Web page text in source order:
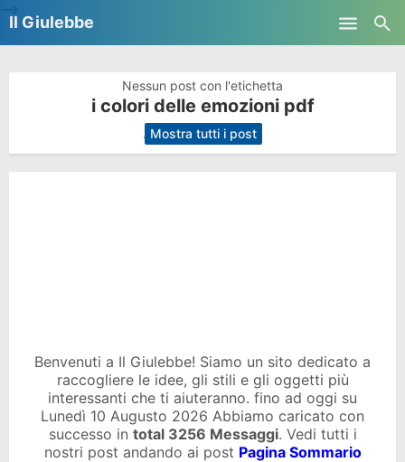
Il Giulebbe
Nessun post con l'etichetta
i colori delle emozioni pdf
. Mostra tutti i post
Benvenuti a Il Giulebbe! Siamo un sito dedicato a
raccogliere le idee, gli stili e gli oggetti più
interessanti che ti aiuteranno. fino ad oggi su
Lunedì 10 Augusto 2026 Abbiamo caricato con
successo in total 3256 Messaggi. Vedi tutti i
nostri post andando ai post Pagina Sommario